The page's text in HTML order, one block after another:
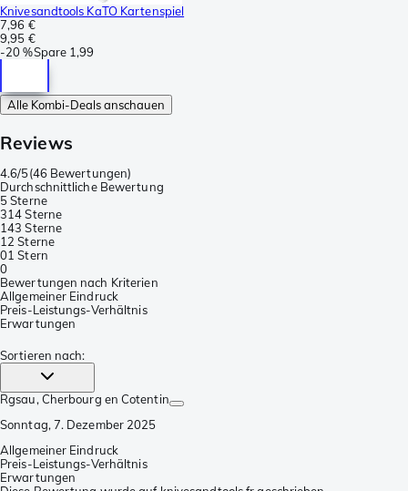
Knivesandtools KaTO Kartenspiel
7,96 €
9,95 €
-20 %Spare 1,99
Alle Kombi-Deals anschauen
Reviews
4.6/5(46 Bewertungen)
Durchschnittliche Bewertung
5 Sterne
314 Sterne
143 Sterne
1 2 Sterne
01 Stern
0
Bewertungen nach Kriterien
Allgemeiner Eindruck
Preis-Leistungs-Verhältnis
Erwartungen
Sortieren nach:
Rgsau, Cherbourg en Cotentin
Sonntag, 7. Dezember 2025
Allgemeiner Eindruck
Preis-Leistungs-Verhältnis
Erwartungen